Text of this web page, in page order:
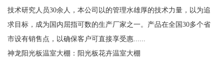
技术研究人员30余人，本公司以的管理水雄厚的技术力量，以为追
求目标，成为国内屈指可数的生产厂家之一。产品在全国30多个省
市设有销售点，以确保客户可直接享受惠......
神龙阳光板温室大棚：阳光板花卉温室大棚